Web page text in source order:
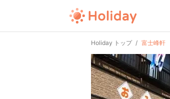
Holiday トップ 富士峰軒